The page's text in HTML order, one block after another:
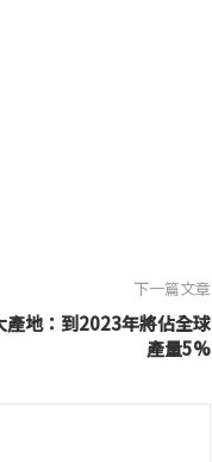
下一篇文章
地：到2023年將佔全球
產量5%